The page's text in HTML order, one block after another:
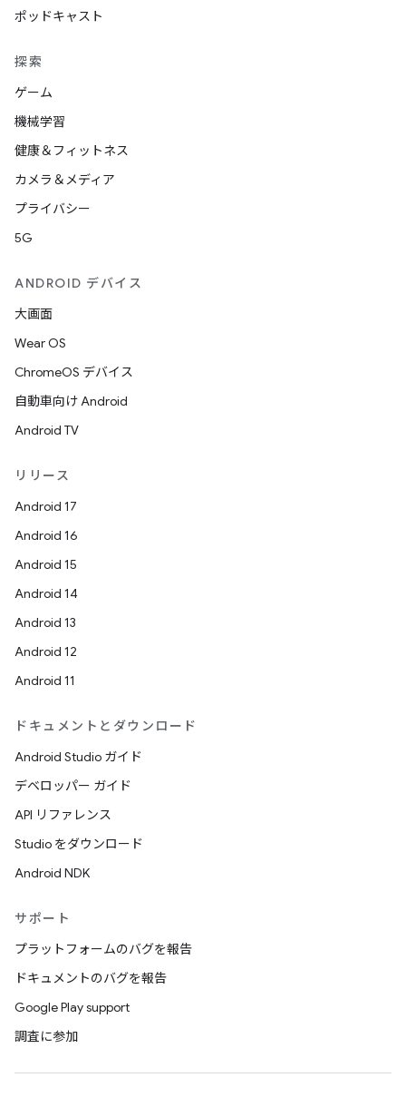
ポッドキャスト
探索
ゲーム
機械学習
健康＆フィットネス
カメラ＆メディア
プライバシー
5G
ANDROID デバイス
大画面
Wear OS
ChromeOS デバイス
自動車向け Android
Android TV
リリース
Android 17
Android 16
Android 15
Android 14
Android 13
Android 12
Android 11
ドキュメントとダウンロード
Android Studio ガイド
デベロッパー ガイド
API リファレンス
Studio をダウンロード
Android NDK
サポート
プラットフォームのバグを報告
ドキュメントのバグを報告
Google Play support
調査に参加